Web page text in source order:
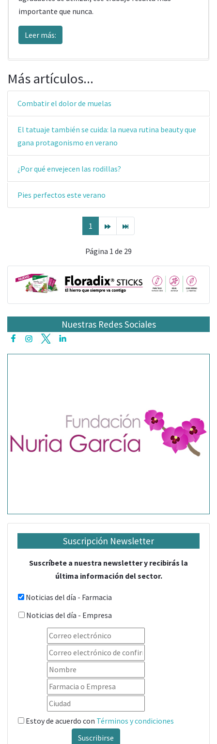
importante que nunca.
Leer más:
Más artículos...
Combatir el dolor de muelas
El tatuaje también se cuida: la nueva rutina beauty que
gana protagonismo en verano
¿Por qué envejecen las rodillas?
Pies perfectos este verano
1
Página 1 de 29
Nuestras Redes Sociales
Suscripción Newsletter
Suscríbete a nuestra newsletter y recibirás la
última información del sector.
Noticias del día - Farmacia
Noticias del día - Empresa
Estoy de acuerdo con Términos y condiciones
Suscribirse